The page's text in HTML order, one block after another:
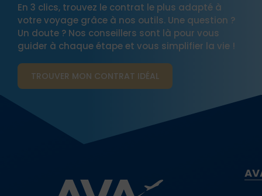
En 3 clics, trouvez le contrat le plus adapté à
votre voyage grâce à nos outils. Une question ?
Un doute ? Nos conseillers sont là pour vous
guider à chaque étape et vous simplifier la vie !
TROUVER MON CONTRAT​ IDÉAL